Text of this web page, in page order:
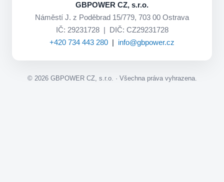
GBPOWER CZ, s.r.o.
Náměstí J. z Poděbrad 15/779, 703 00 Ostrava
IČ: 29231728 | DIČ: CZ29231728
+420 734 443 280 | info@gbpower.cz
© 2026GBPOWER CZ, s.r.o. · Všechna práva vyhrazena.